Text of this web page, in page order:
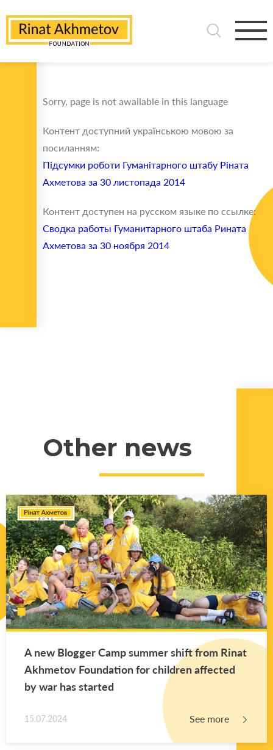
Sorry, page is not awailable in this language
Контент доступний українською мовою за
посиланням:
Підсумки роботи Гуманітарного штабу Ріната
Ахметова за 30 листопада 2014
Контент доступен на русском языке по ссылке:
Сводка работы Гуманитарного штаба Рината
Ахметова за 30 ноября 2014
Other news
A new Blog­ger Camp sum­mer shift from Rinat
Akhme­tov Foun­da­tion for chil­dren af­fected
by war has started
15.07.2024 See more